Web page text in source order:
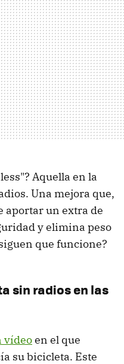
Aquella en la
Una mejora que,
aportar un extra de
y elimina peso
que funcione?
sin radios en las
vídeoen el que
su bicicleta. Este